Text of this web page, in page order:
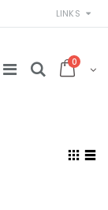
LINKS
0